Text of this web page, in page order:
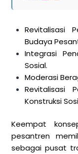
Revitalisasi
Budaya
Integrasi
Sosial.
Moderasi
Revitalisasi
Konstruksi
Keempat
pesantren
sebagai pusat